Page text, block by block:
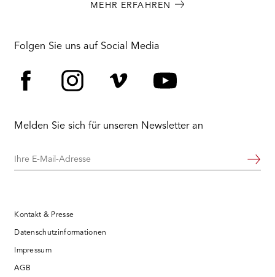
MEHR ERFAHREN
Folgen Sie uns auf Social Media
Melden Sie sich für unseren Newsletter an
Ihre
Weiter
Kontakt & Presse
Datenschutzinformationen
Impressum
AGB